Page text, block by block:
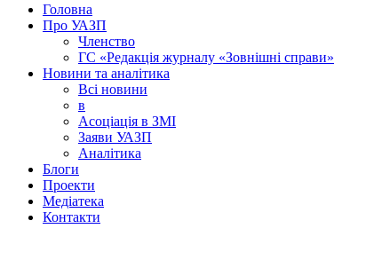
Головна
Про УАЗП
Членство
ГС «Редакція журналу «Зовнішні справи»
Новини та аналітика
Всі новини
в
Асоціація в ЗМІ
Заяви УАЗП
Аналітика
Блоги
Проекти
Медіатека
Контакти